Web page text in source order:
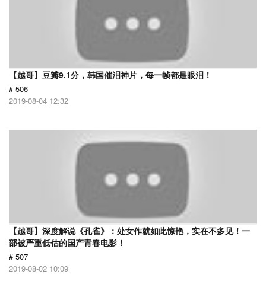
【越哥】豆瓣9.1分，韩国催泪神片，每一帧都是眼泪！
# 506
2019-08-04 12:32
【越哥】深度解说《孔雀》：处女作就如此惊艳，实在不多见！一
部被严重低估的国产青春电影！
# 507
2019-08-02 10:09